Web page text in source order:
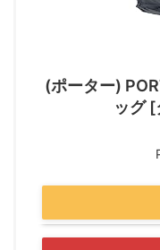
(ポーター)
ッグ